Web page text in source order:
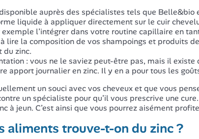
auprès des spécialistes tels que Belle&bio
liquide à appliquer directement sur le cuir
l’intégrer dans votre routine capillaire en
lire la composition de vos shampoings et produits
du zinc.
: vous ne le saviez peut-être pas, mais il
apport journalier en zinc. Il y en a pour tous les
un souci avec vos cheveux et que vous
un spécialiste pour qu’il vous prescrive une
à jeun. C’est ainsi que vous pourrez aisément
aliments trouve-t-on du zinc ?